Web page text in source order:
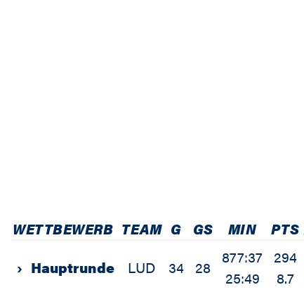
WETTBEWERB TEAM G GS MIN PTS
› Hauptrunde LUD 34 28
877:37
25:49
294
8.7